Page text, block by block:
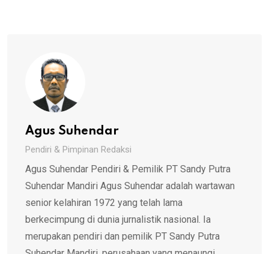
Agus Suhendar
Pendiri & Pimpinan Redaksi
Agus Suhendar Pendiri & Pemilik PT Sandy Putra
Suhendar Mandiri Agus Suhendar adalah wartawan
senior kelahiran 1972 yang telah lama
berkecimpung di dunia jurnalistik nasional. Ia
merupakan pendiri dan pemilik PT Sandy Putra